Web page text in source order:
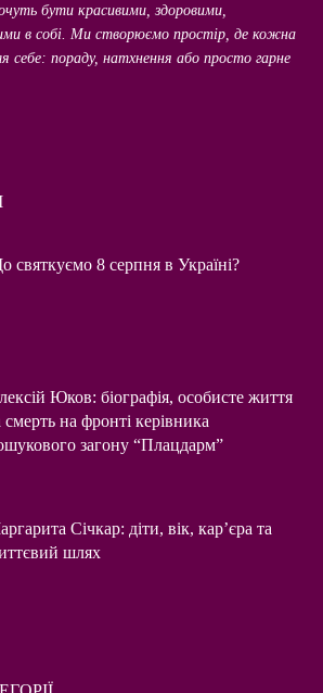
бути красивими, здоровими,
в собі. Ми створюємо простір, де кожна
себе: пораду, натхнення або просто гарне
святкуємо 8 серпня в Україні?
Юков: біографія, особисте життя
смерть на фронті керівника
загону “Плацдарм”
Січкар: діти, вік, кар’єра та
шлях